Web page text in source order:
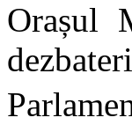
Orașul